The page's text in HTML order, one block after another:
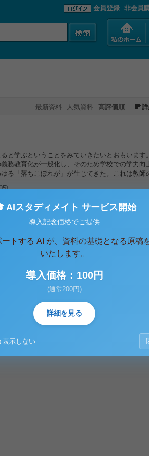
会員登録 非会員
最新資料 人気資料 高評価順
と学ぶということをみていきたいとおもいます
務教育化が一般化し、そのため学校での学力向
る「落ちこぼれが」が生じてきた。これは教師
検索
AIスタディメイト サービス開始
導入記念価格でご提供
トする AI が、資料の基礎となる原稿
いたします。
導入価格：100円
(通常200円)
詳細を見る
表示しない